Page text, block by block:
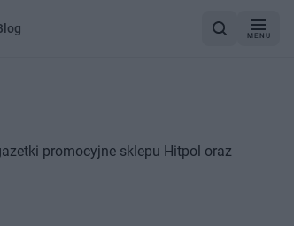
MENU
promocyjne sklepu Hitpol oraz